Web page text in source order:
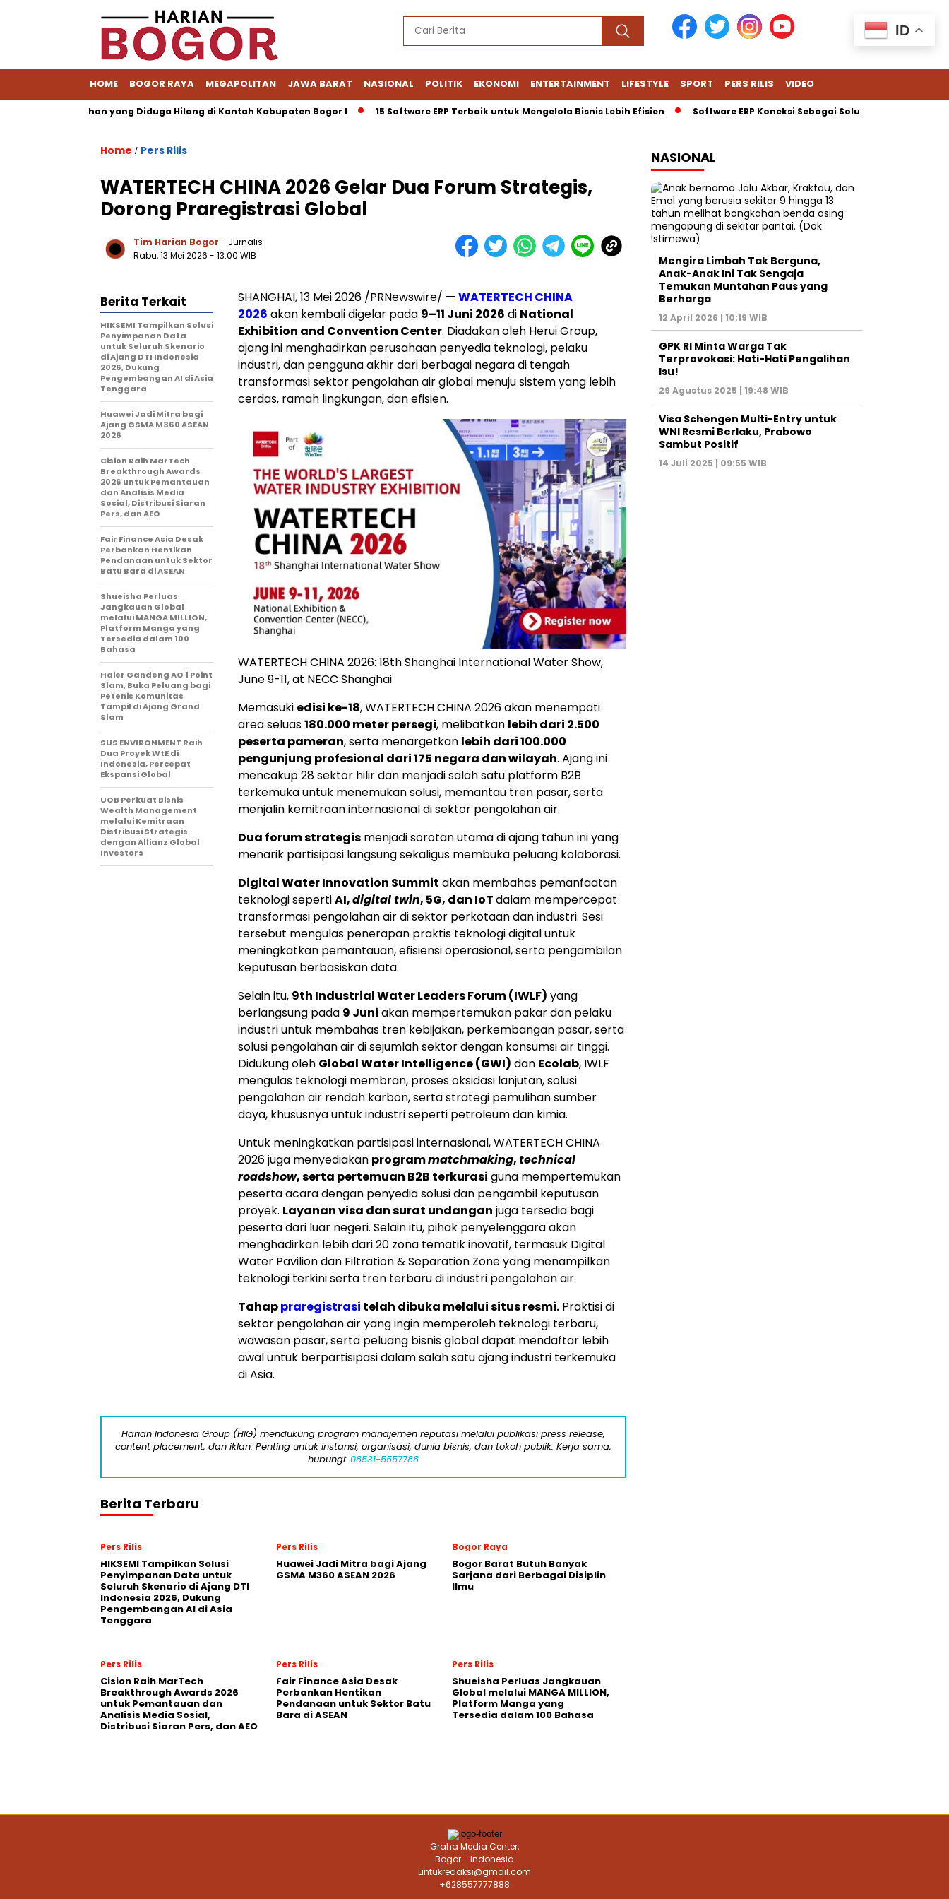
HOME BOGOR RAYA MEGAPOLITAN JAWA BARAT NASIONAL POLITIK EKONOMI ENTERTAINMENT LIFESTYLE SPORT PERS RILIS VIDEO
Pemohon yang Diduga Hilang di Kantah Kabupaten Bogor I 15 Software ERP Terbaik untuk Mengelola Bisnis Lebih Efisien Software ERP Koneksi Sebagai Solusi Cerdas untuk
Home / Pers Rilis
WATERTECH CHINA 2026 Gelar Dua Forum Strategis,
Dorong Praregistrasi Global
Tim Harian Bogor - Jurnalis
Rabu, 13 Mei 2026 - 13:00 WIB
SHANGHAI, 13 Mei 2026 /PRNewswire/ — WATERTECH CHINA
2026 akan kembali digelar pada 9–11 Juni 2026 di National
Exhibition and Convention Center. Diadakan oleh Herui Group,
ajang ini menghadirkan perusahaan penyedia teknologi, pelaku
industri, dan pengguna akhir dari berbagai negara di tengah
transformasi sektor pengolahan air global menuju sistem yang lebih
cerdas, ramah lingkungan, dan efisien.
WATERTECH CHINA 2026: 18th Shanghai International Water Show,
June 9-11, at NECC Shanghai
Memasuki edisi ke-18, WATERTECH CHINA 2026 akan menempati
area seluas180.000 meter persegi, melibatkan lebih dari 2.500
peserta pameran, serta menargetkan lebih dari 100.000
pengunjung profesional dari 175 negara dan wilayah. Ajang ini
mencakup 28 sektor hilir dan menjadi salah satu platform B2B
terkemuka untuk menemukan solusi, memantau tren pasar, serta
menjalin kemitraan internasional di sektor pengolahan air.
Dua forum strategis menjadi sorotan utama di ajang tahun ini yang
menarik partisipasi langsung sekaligus membuka peluang kolaborasi.
Digital Water Innovation Summit akan membahas pemanfaatan
teknologi sepertiAI,digital twin, 5G, dan IoTdalam mempercepat
transformasi pengolahan air di sektor perkotaan dan industri. Sesi
tersebut mengulas penerapan praktis teknologi digital untuk
meningkatkan pemantauan, efisiensi operasional, serta pengambilan
keputusan berbasiskan data.
Selain itu, 9th Industrial Water Leaders Forum (IWLF) yang
berlangsung pada 9 Juni akan mempertemukan pakar dan pelaku
industri untuk membahas tren kebijakan, perkembangan pasar, serta
solusi pengolahan air di sejumlah sektor dengan konsumsi air tinggi.
Didukung oleh Global Water Intelligence (GWI) dan Ecolab, IWLF
mengulas teknologi membran, proses oksidasi lanjutan, solusi
pengolahan air rendah karbon, serta strategi pemulihan sumber
daya, khususnya untuk industri seperti petroleum dan kimia.
Untuk meningkatkan partisipasi internasional, WATERTECH CHINA
2026 juga menyediakan programmatchmaking,technical
roadshow, serta pertemuan B2B terkurasi guna mempertemukan
peserta acara dengan penyedia solusi dan pengambil keputusan
proyek. Layanan visa dan surat undangan juga tersedia bagi
peserta dari luar negeri. Selain itu, pihak penyelenggara akan
menghadirkan lebih dari 20 zona tematik inovatif, termasuk Digital
Water Pavilion dan Filtration & Separation Zone yang menampilkan
teknologi terkini serta tren terbaru di industri pengolahan air.
Tahappraregistrasi telah dibuka melalui situs resmi. Praktisi di
sektor pengolahan air yang ingin memperoleh teknologi terbaru,
wawasan pasar, serta peluang bisnis global dapat mendaftar lebih
awal untuk berpartisipasi dalam salah satu ajang industri terkemuka
di Asia.
Berita Terkait
HIKSEMI Tampilkan Solusi
Penyimpanan Data
untuk Seluruh Skenario
di Ajang DTI Indonesia
2026, Dukung
Pengembangan AI di Asia
Tenggara
Huawei Jadi Mitra bagi
Ajang GSMA M360 ASEAN
2026
Cision Raih MarTech
Breakthrough Awards
2026 untuk Pemantauan
dan Analisis Media
Sosial, Distribusi Siaran
Pers, dan AEO
Fair Finance Asia Desak
Perbankan Hentikan
Pendanaan untuk Sektor
Batu Bara di ASEAN
Shueisha Perluas
Jangkauan Global
melalui MANGA MILLION,
Platform Manga yang
Tersedia dalam 100
Bahasa
Haier Gandeng AO 1 Point
Slam, Buka Peluang bagi
Petenis Komunitas
Tampil di Ajang Grand
Slam
SUS ENVIRONMENT Raih
Dua Proyek WtE di
Indonesia, Percepat
Ekspansi Global
UOB Perkuat Bisnis
Wealth Management
melalui Kemitraan
Distribusi Strategis
dengan Allianz Global
Investors
Harian Indonesia Group (HIG) mendukung program manajemen reputasi melalui publikasi press release,
content placement, dan iklan. Penting untuk instansi, organisasi, dunia bisnis, dan tokoh publik. Kerja sama,
hubungi: 08531-5557788
Berita Terbaru
Pers Rilis
HIKSEMI Tampilkan Solusi
Penyimpanan Data untuk
Seluruh Skenario di Ajang DTI
Indonesia 2026, Dukung
Pengembangan AI di Asia
Tenggara
Pers Rilis
Huawei Jadi Mitra bagi Ajang
GSMA M360 ASEAN 2026
Bogor Raya
Bogor Barat Butuh Banyak
Sarjana dari Berbagai Disiplin
Ilmu
Pers Rilis
Cision Raih MarTech
Breakthrough Awards 2026
untuk Pemantauan dan
Analisis Media Sosial,
Distribusi Siaran Pers, dan AEO
Pers Rilis
Fair Finance Asia Desak
Perbankan Hentikan
Pendanaan untuk Sektor Batu
Bara di ASEAN
Pers Rilis
Shueisha Perluas Jangkauan
Global melalui MANGA MILLION,
Platform Manga yang
Tersedia dalam 100 Bahasa
NASIONAL
Mengira Limbah Tak Berguna,
Anak-Anak Ini Tak Sengaja
Temukan Muntahan Paus yang
Berharga
12 April 2026 | 10:19 WIB
GPK RI Minta Warga Tak
Terprovokasi: Hati-Hati Pengalihan
Isu!
29 Agustus 2025 | 19:48 WIB
Visa Schengen Multi-Entry untuk
WNI Resmi Berlaku, Prabowo
Sambut Positif
14 Juli 2025 | 09:55 WIB
ID
Graha Media Center,
Bogor - Indonesia
untukredaksi@gmail.com
+628557777888